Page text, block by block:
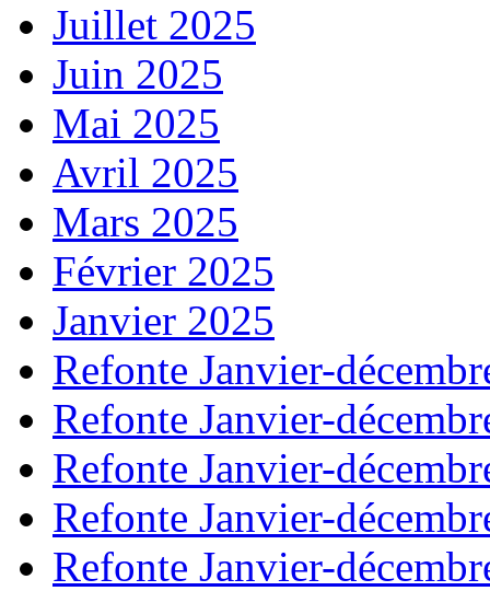
Juillet 2025
Juin 2025
Mai 2025
Avril 2025
Mars 2025
Février 2025
Janvier 2025
Refonte Janvier-
Refonte Janvier-
Refonte Janvier-
Refonte Janvier-
Refonte Janvier-